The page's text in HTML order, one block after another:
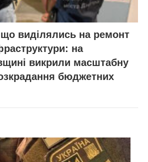
виділялись на ремонт
на
викрили масштабну
бюджетних